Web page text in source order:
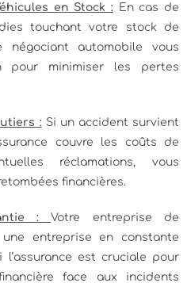
en Stock : En cas de
touchant votre stock de
négociant automobile vous
pour minimiser les pertes
: Si un accident survient
couvre les coûts de
réclamations, vous
financières.
:
Votre entreprise de
entreprise en constante
l’assurance est cruciale pour
face aux incidents